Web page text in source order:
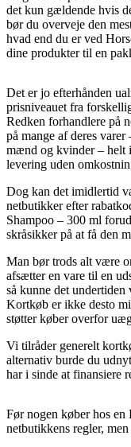
det kun gældende hvis
bør du overveje den
hvad end du er ved
dine produkter til en
Det er jo efterhånden
prisniveauet fra
Redken forhandlere på
på mange af deres
mænd og kvinder – helt
levering uden
Dog kan det imidlertid
netbutikker efter
Shampoo – 300 ml
skråsikker på at få den
Man bør trods alt være
afsætter en vare til en
så kunne det
Kortkøb er ikke desto
støtter køber overfor
Vi tilråder generelt
alternativ burde du
har i sinde at finansiere
Før nogen køber hos en
netbutikkens regler,